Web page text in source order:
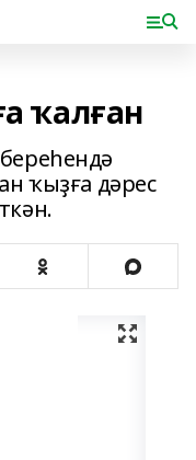
ҡалған
ҡыҙға дәрес